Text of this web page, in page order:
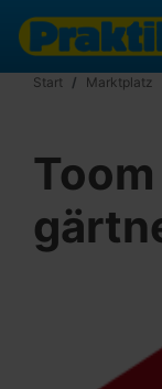
Start Marktplatz